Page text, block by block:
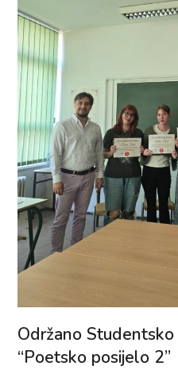
Održano
“Poetsko posijelo 2”